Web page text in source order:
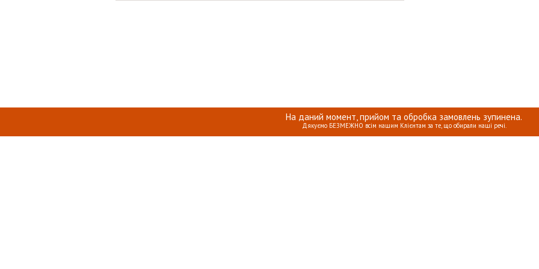
На даний момент, прийом та обробка замовлень зупинена.
Дякуємо БЕЗМЕЖНО всім нашим Клієнтам за те, що обирали наші речі.